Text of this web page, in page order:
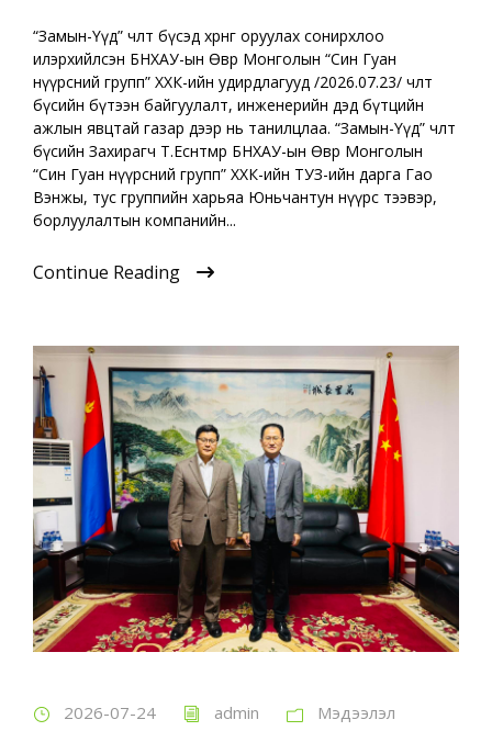
“Замын-Үүд” чөлөөт бүсэд хөрөнгө оруулах сонирхлоо
илэрхийлсэн БНХАУ-ын Өвөр Монголын “Син Гуан
нүүрсний групп” ХХК-ийн удирдлагууд /2026.07.23/ чөлөөт
бүсийн бүтээн байгуулалт, инженерийн дэд бүтцийн
ажлын явцтай газар дээр нь танилцлаа. “Замын-Үүд” чөлөөт
бүсийн Захирагч Т.Есөнтөмөр БНХАУ-ын Өвөр Монголын
“Син Гуан нүүрсний групп” ХХК-ийн ТУЗ-ийн дарга Гао
Вэнжы, тус группийн харьяа Юньчантун нүүрс тээвэр,
борлуулалтын компанийн...
Continue Reading
2026-07-24 admin Мэдээлэл